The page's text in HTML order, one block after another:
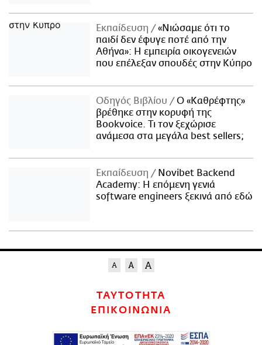
Εκπαίδευση
«Νιώσαμε ότι το
παιδί δεν έφυγε ποτέ από την
Αθήνα»: Η εμπειρία οικογενειών
που επέλεξαν σπουδές στην Κύπρο
Οδηγός Βιβλίου
Ο «Καθρέφτης»
βρέθηκε στην κορυφή της
Bookvoice. Τι τον ξεχώρισε
ανάμεσα στα μεγάλα best sellers;
Εκπαίδευση
Novibet Backend
Academy: Η επόμενη γενιά
software engineers ξεκινά από εδώ
ΤΑΥΤΟΤΗΤΑ
ΕΠΙΚΟΙΝΩΝΙΑ